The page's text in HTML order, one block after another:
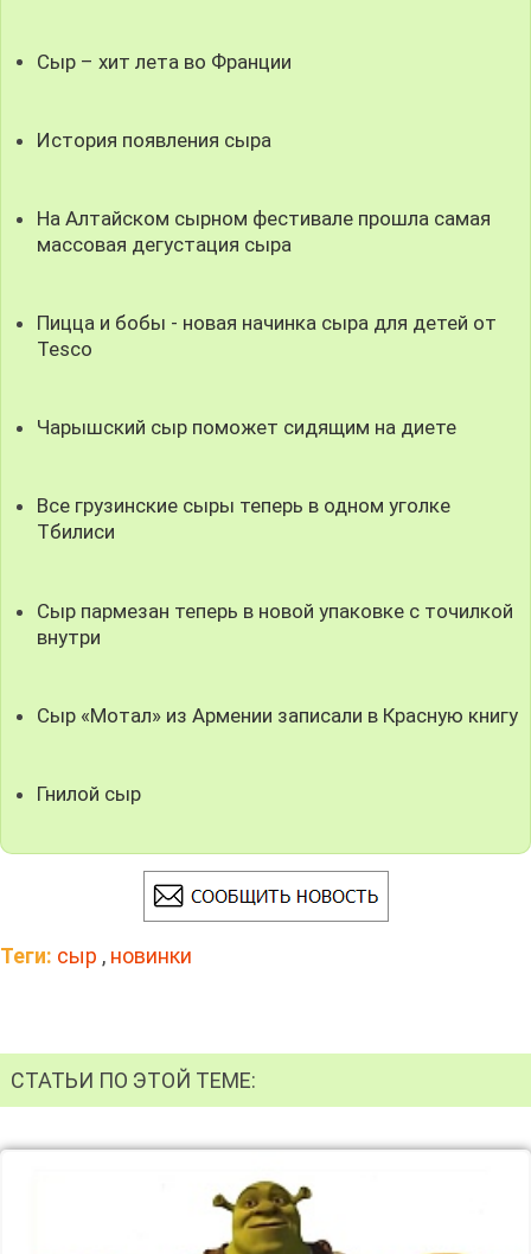
Сыр – хит лета во Франции
История появления сыра
На Алтайском сырном фестивале прошла самая
массовая дегустация сыра
Пицца и бобы - новая начинка сыра для детей от
Tesco
Чарышский сыр поможет сидящим на диете
Все грузинские сыры теперь в одном уголке
Тбилиси
Сыр пармезан теперь в новой упаковке с точилкой
внутри
Сыр «Мотал» из Армении записали в Красную книгу
Гнилой сыр
Теги: сыр , новинки
СТАТЬИ ПО ЭТОЙ ТЕМЕ: